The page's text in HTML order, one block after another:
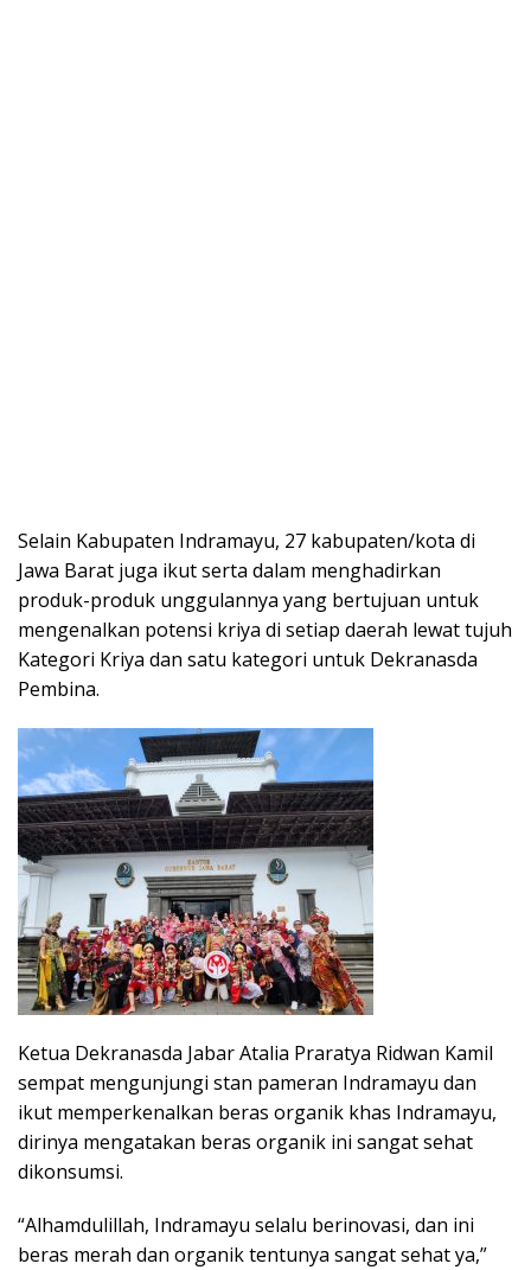
Selain Kabupaten Indramayu, 27 kabupaten/kota di
Jawa Barat juga ikut serta dalam menghadirkan
produk-produk unggulannya yang bertujuan untuk
mengenalkan potensi kriya di setiap daerah lewat tujuh
Kategori Kriya dan satu kategori untuk Dekranasda
Pembina.
Ketua Dekranasda Jabar Atalia Praratya Ridwan Kamil
sempat mengunjungi stan pameran Indramayu dan
ikut memperkenalkan beras organik khas Indramayu,
dirinya mengatakan beras organik ini sangat sehat
dikonsumsi.
“Alhamdulillah, Indramayu selalu berinovasi, dan ini
beras merah dan organik tentunya sangat sehat ya,”